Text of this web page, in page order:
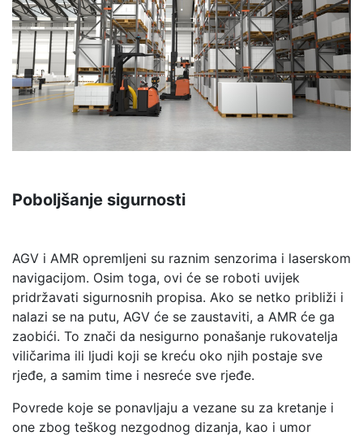
Poboljšanje sigurnosti
AGV i AMR opremljeni su raznim senzorima i laserskom
navigacijom. Osim toga, ovi će se roboti uvijek
pridržavati sigurnosnih propisa. Ako se netko približi i
nalazi se na putu, AGV će se zaustaviti, a AMR će ga
zaobići. To znači da nesigurno ponašanje rukovatelja
viličarima ili ljudi koji se kreću oko njih postaje sve
rjeđe, a samim time i nesreće sve rjeđe.
Povrede koje se ponavljaju a vezane su za kretanje i
one zbog teškog nezgodnog dizanja, kao i umor